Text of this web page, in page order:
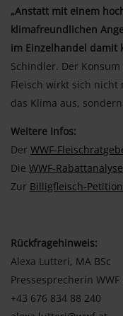
„Anstatt mit einem
klimafreundlichen
im Einzelhandel damit
Schindler. Der
Fleisch wirkt sich
das Klima aus,
Weitere Infos:
Der WWF-
Die WWF-
Zur Billigfleisch-Petition
Rückfragehinweis:
Alexa Lutteri, MA BSc
Pressesprecherin
+43 676 834 88 240